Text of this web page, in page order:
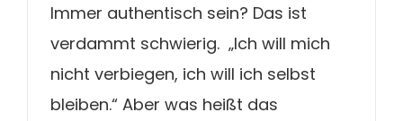
Immer authentisch sein? Das ist
verdammt schwierig. „Ich will mich
nicht verbiegen, ich will ich selbst
bleiben.“ Aber was heißt das